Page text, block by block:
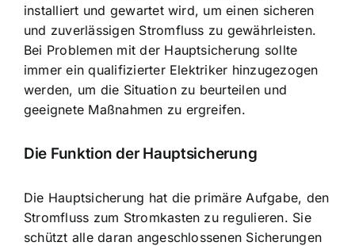
installiert und gewartet wird, um einen sicheren
und zuverlässigen Stromfluss zu gewährleisten.
Bei Problemen mit der Hauptsicherung sollte
immer ein qualifizierter Elektriker hinzugezogen
werden, um die Situation zu beurteilen und
geeignete Maßnahmen zu ergreifen.
Die Funktion der Hauptsicherung
Die Hauptsicherung hat die primäre Aufgabe, den
Stromfluss zum Stromkasten zu regulieren. Sie
schützt alle daran angeschlossenen Sicherungen